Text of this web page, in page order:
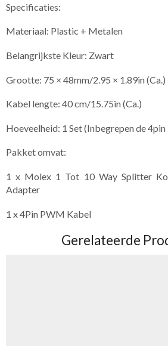
Specificaties:
Materiaal: Plastic + Metalen
Belangrijkste Kleur: Zwart
Grootte: 75 × 48mm/2.95 × 1.89in (Ca.)
Kabel lengte: 40 cm/15.75in (Ca.)
Hoeveelheid: 1 Set (Inbegrepen de
Pakket omvat:
1 x Molex 1 Tot 10 Way Splitter
Adapter
1 x 4Pin PWM Kabel
Gerelateerde